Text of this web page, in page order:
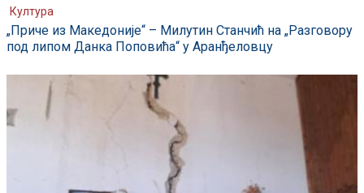
Култура
„Приче из Македоније“ – Милутин Станчић на „Разговору
под липом Данка Поповића“ у Аранђеловцу